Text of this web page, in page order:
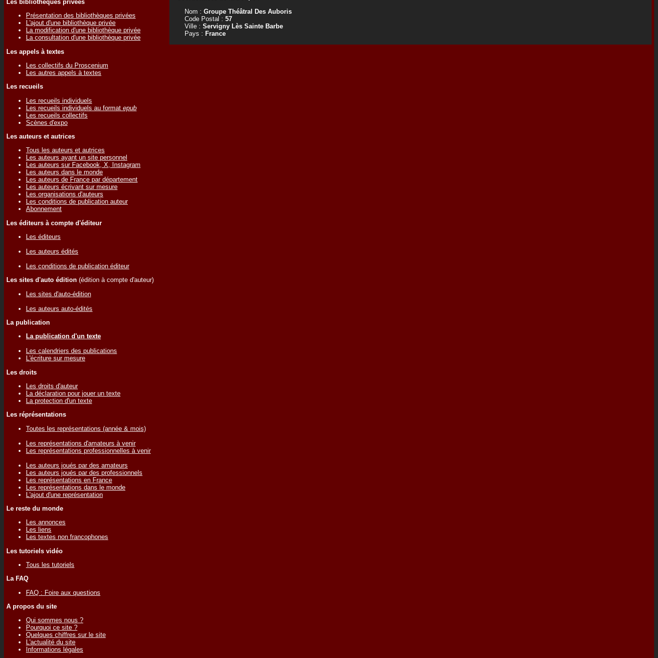
Les bibliothèques privées
Présentation des bibliothèques privées
L'ajout d'une bibliothèque privée
La modification d'une bibliothèque privée
La consultation d'une bibliothèque privée
Les appels à textes
Les collectifs du Proscenium
Les autres appels à textes
Les recueils
Les recueils individuels
Les recueils individuels au format epub
Les recueils collectifs
Scènes d'expo
Les auteurs et autrices
Tous les auteurs et autrices
Les auteurs ayant un site personnel
Les auteurs sur Facebook, X, Instagram
Les auteurs dans le monde
Les auteurs de France par département
Les auteurs écrivant sur mesure
Les organisations d'auteurs
Les conditions de publication auteur
Abonnement
Les éditeurs à compte d'éditeur
Les éditeurs
Les auteurs édités
Les conditions de publication éditeur
Les sites d'auto édition (édition à compte d'auteur)
Les sites d'auto-édition
Les auteurs auto-édités
La publication
La publication d'un texte
Les calendriers des publications
L'écriture sur mesure
Les droits
Les droits d'auteur
La déclaration pour jouer un texte
La protection d'un texte
Les réprésentations
Toutes les représentations (année & mois)
Les représentations d'amateurs à venir
Les représentations professionnelles à venir
Les auteurs joués par des amateurs
Les auteurs joués par des professionnels
Les représentations en France
Les représentations dans le monde
L'ajout d'une représentation
Le reste du monde
Les annonces
Les liens
Les textes non francophones
Les tutoriels vidéo
Tous les tutoriels
La FAQ
FAQ : Foire aux questions
A propos du site
Qui sommes nous ?
Pourquoi ce site ?
Quelques chiffres sur le site
L'actualité du site
Informations légales
Nom : Groupe Théâtral Des Auboris
Code Postal : 57
Ville : Servigny Lès Sainte Barbe
Pays : France